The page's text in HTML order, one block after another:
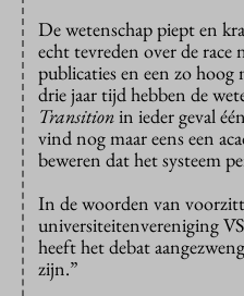
De wetenschap piept en
echt tevreden over de race
publicaties en een zo
drie jaar tijd hebben de
Transitionin ieder geval
vind nog maar eens een
beweren dat het systeem
In de woorden van
universiteitenvereniging
heeft het debat
zijn.”